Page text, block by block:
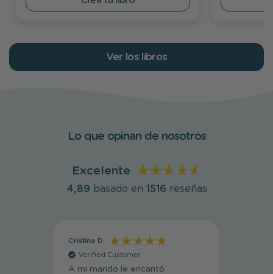
Ver los libros
Lo que opinan de nosotros
Excelente
4,89 basado en 1516 reseñas
Cristina D
Verified Customer
A mi marido le encantó